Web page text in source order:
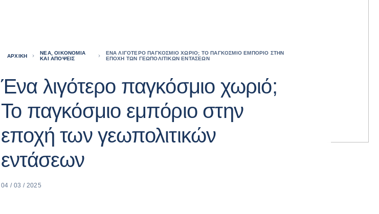
ΑΡΧΙΚΉ
ΝΈΑ, ΟΙΚΟΝΟΜΊΑ
ΚΑΙ ΑΠΌΨΕΙΣ
ΈΝΑ ΛΙΓΌΤΕΡΟ ΠΑΓΚΌΣΜΙΟ ΧΩΡΙΌ; ΤΟ ΠΑΓΚΌΣΜΙΟ ΕΜΠΌΡΙΟ ΣΤΗΝ
ΕΠΟΧΉ ΤΩΝ ΓΕΩΠΟΛΙΤΙΚΏΝ ΕΝΤΆΣΕΩΝ
Ένα λιγότερο παγκόσμιο χωριό;
Το παγκόσμιο εμπόριο στην
εποχή των γεωπολιτικών
εντάσεων
04 / 03 / 2025